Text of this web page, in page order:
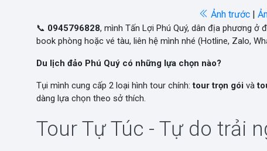
Ảnh trước|
📞 0945796828, mình Tấn Lợi Phú Quý, dân địa phương ở
book phòng hoặc vé tàu, liên hệ mình nhé (Hotline, Zalo,
Du lịch đảo Phú Quý có những lựa chọn nào?
Tụi mình cung cấp 2 loại hình tour chính:tour trọn gói và
dàng lựa chọn theo sở thích.
Tour Tự Túc - Tự do trải